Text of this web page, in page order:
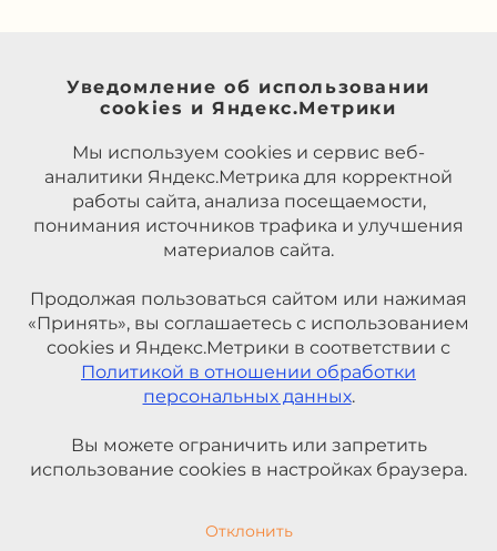
Уведомление об использовании
cookies и Яндекс.Метрики
Мы используем cookies и сервис веб-
аналитики Яндекс.Метрика для корректной
работы сайта, анализа посещаемости,
понимания источников трафика и улучшения
материалов сайта.
Продолжая пользоваться сайтом или нажимая
«Принять», вы соглашаетесь с использованием
cookies и Яндекс.Метрики в соответствии с
Политикой в отношении обработки
персональных данных.
Вы можете ограничить или запретить
использование cookies в настройках браузера.
Отклонить